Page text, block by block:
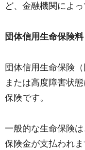
ど、金融機関によ
団体信用生命保険料
団体信用生命保険
または高度障害状
保険です。
一般的な生命保険
保険金が支払われ